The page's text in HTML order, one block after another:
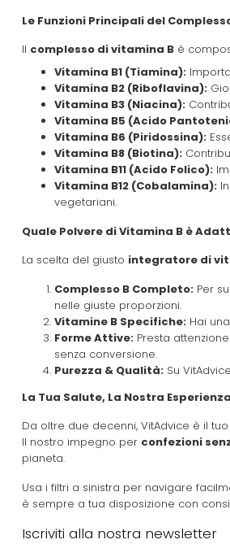
Le Funzioni Principali del
Il complesso di vitamina B è
Vitamina B1 (Tiamina):
Vitamina B2 (Riboflavina):
Vitamina B3 (Niacina):
Vitamina B5 (Acido
Vitamina B6 (Piridossina):
Vitamina B8 (Biotina):
Vitamina B11 (Acido Folico):
Vitamina B12 (Cobalamina):
vegetariani.
Quale Polvere di Vitamina B è
La scelta del giusto integratore di
Complesso B Completo: Per
nelle giuste proporzioni.
Vitamine B Specifiche: Hai
Forme Attive: Presta
senza conversione.
Purezza & Qualità: Su
La Tua Salute, La Nostra
Da oltre due decenni, VitAdvice è il
Il nostro impegno per confezioni
pianeta.
Usa i filtri a sinistra per navigare
è sempre a tua disposizione con
Iscriviti alla nostra newsletter